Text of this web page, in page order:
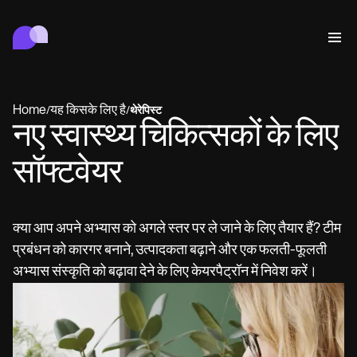
व्यवहार
चिकित्सा
अनुपालन और सुरक्षा
Get started for free
Book a demo
कनेक्ट
शेड्यूल
Automatic reminders
संदेश
Client messaging
देखभाल
Telehealth video
In session notes
Clinical notes
इलाज
ePrescribe
NEW
बिल
Invoicing and payments
प्रैक्टिस प्रबंधन
Carepatron AI
पूरा वर्कफ़्लो देखें
Who we're for
Behavioral
Mental health
Psychologists
Therapists
Dentists
Nurse practitioners
Nurses
Psychiatrists
Allied
Dietitians
Occupational therapists
Physical therapists
Wellness
Chiropractors
Health coaches
Get started for free
Book a demo
लॉग इन
Home/यह किसके लिए है/थेरेपिस्ट
नए स्वास्थ्य चिकित्सकों के लिए
सॉफ्टवेयर
क्या आप अपने अभ्यास को अगले स्तर पर ले जाने के लिए तैयार हैं? टीम
प्रबंधन को कारगर बनाने, उत्पादकता बढ़ाने और एक फलती-फूलती
अभ्यास संस्कृति को बढ़ावा देने के लिए केयरपैट्रॉन में निवेश करें।